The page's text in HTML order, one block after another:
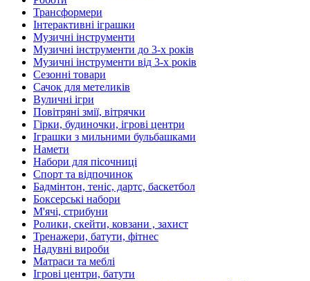
Трансформери
Інтерактивні іграшки
Музичні інструменти
Музичні інструменти до 3-х років
Музичні інструменти від 3-х років
Сезонні товари
Сачок для метеликів
Вуличні ігри
Повітряні змії, вітрячки
Гірки, будиночки, ігрові центри
Іграшки з мильними бульбашками
Намети
Набори для пісочниці
Спорт та відпочинок
Бадмінтон, теніс, дартс, баскетбол
Боксерські набори
М'ячі, стрибуни
Ролики, скейти, ковзани , захист
Тренажери, батути, фітнес
Надувні вироби
Матраси та меблі
Ігрові центри, батути